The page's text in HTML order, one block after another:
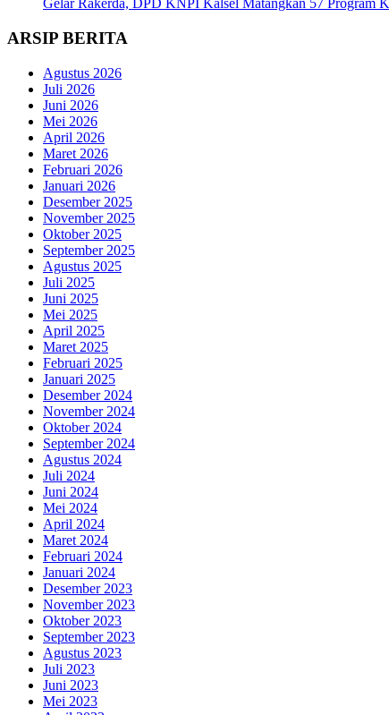
Gelar Rakerda, DPD KNPI Kalsel Matangkan 57 Program
ARSIP BERITA
Agustus 2026
Juli 2026
Juni 2026
Mei 2026
April 2026
Maret 2026
Februari 2026
Januari 2026
Desember 2025
November 2025
Oktober 2025
September 2025
Agustus 2025
Juli 2025
Juni 2025
Mei 2025
April 2025
Maret 2025
Februari 2025
Januari 2025
Desember 2024
November 2024
Oktober 2024
September 2024
Agustus 2024
Juli 2024
Juni 2024
Mei 2024
April 2024
Maret 2024
Februari 2024
Januari 2024
Desember 2023
November 2023
Oktober 2023
September 2023
Agustus 2023
Juli 2023
Juni 2023
Mei 2023